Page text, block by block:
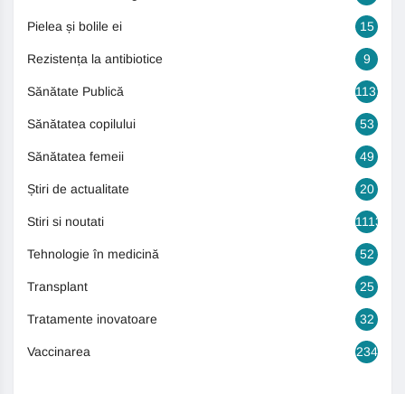
Pielea și bolile ei 15
Rezistența la antibiotice 9
Sănătate Publică 1131
Sănătatea copilului 53
Sănătatea femeii 49
Știri de actualitate 20
Stiri si noutati 1113
Tehnologie în medicină 52
Transplant 25
Tratamente inovatoare 32
Vaccinarea 234